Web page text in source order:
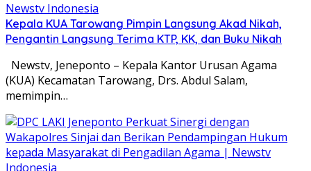
Kepala KUA Tarowang Pimpin Langsung Akad Nikah,
Pengantin Langsung Terima KTP, KK, dan Buku Nikah
Newstv, Jeneponto – Kepala Kantor Urusan Agama
(KUA) Kecamatan Tarowang, Drs. Abdul Salam,
memimpin…